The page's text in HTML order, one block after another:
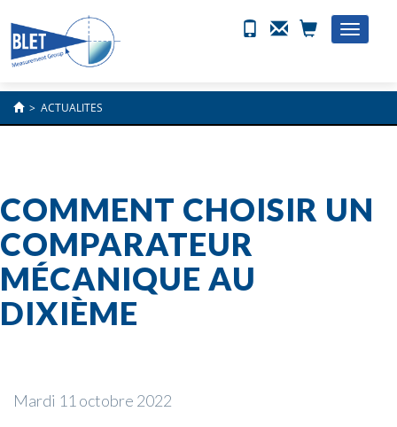
Toggle
> ACTUALITES
COMMENT CHOISIR UN
COMPARATEUR
MÉCANIQUE AU
DIXIÈME
Mardi 11 octobre 2022